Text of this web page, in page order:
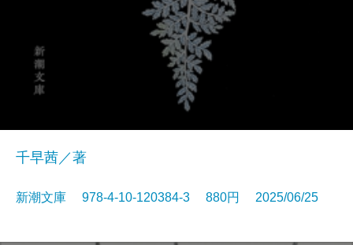
千早茜／著
新潮文庫 978-4-10-120384-3 880円 2025/06/25